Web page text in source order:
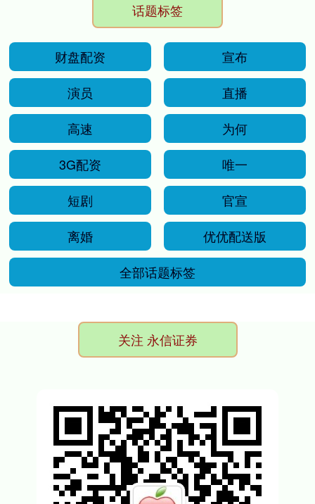
话题标签
财盘配资
宣布
演员
直播
高速
为何
3G配资
唯一
短剧
官宣
离婚
优优配送版
全部话题标签
关注 永信证券